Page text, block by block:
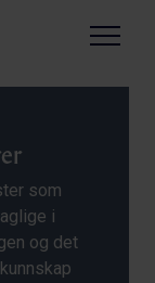
Menu
som
i
og det